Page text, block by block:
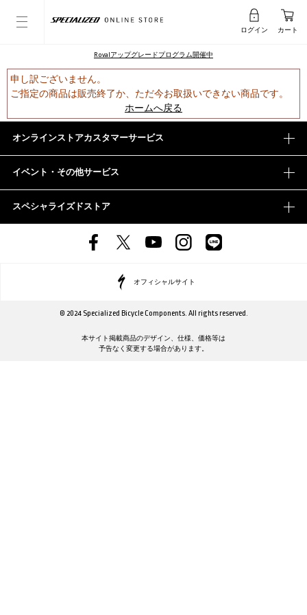
ログイン カート
Rovalアップグレードプログラム開催中
申し訳ございません。
ご指定の商品は販売終了か、ただ今お取扱いできない商品です。
ホームへ戻る
オンラインストアカスタマーサービス
イベント・その他サービス
スペシャライズドストア
オフィシャルサイト
© 2024 Specialized Bicycle Components. All rights reserved.
本サイト掲載商品のデザイン、仕様、価格等は
予告なく変更する場合があります。